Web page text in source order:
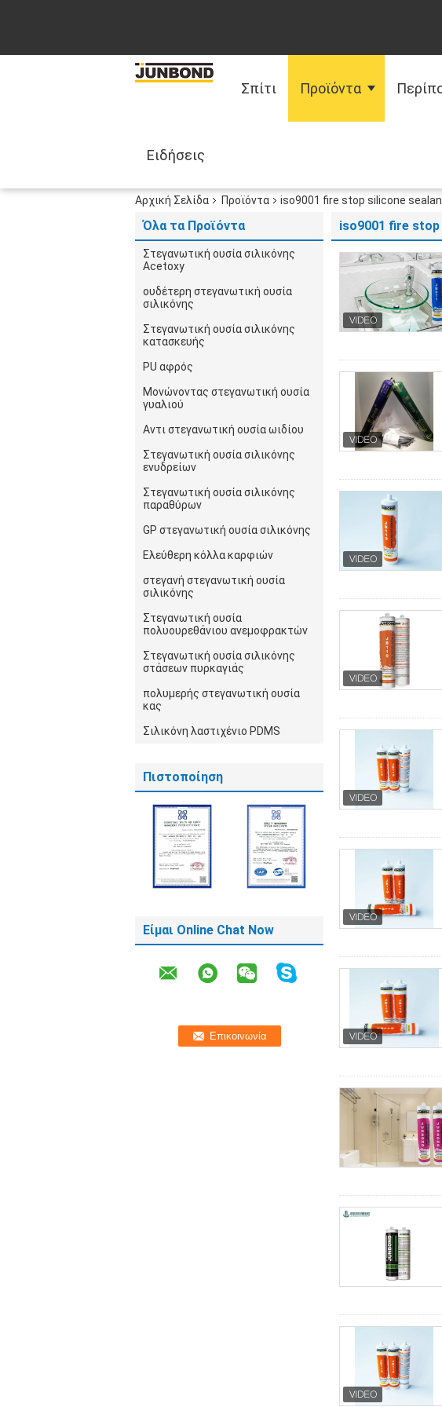
Σπίτι Προϊόντα
Ειδήσεις
Αρχική Σελίδα Προϊόντα iso9001 fire stop silicone
Όλα τα Προϊόντα
Στεγανωτική ουσία σιλικόνης
Acetoxy
ουδέτερη στεγανωτική ουσία
σιλικόνης
Στεγανωτική ουσία σιλικόνης
κατασκευής
PU αφρός
Μονώνοντας στεγανωτική ουσία
γυαλιού
Αντι στεγανωτική ουσία ωιδίου
Στεγανωτική ουσία σιλικόνης
ενυδρείων
Στεγανωτική ουσία σιλικόνης
παραθύρων
GP στεγανωτική ουσία σιλικόνης
Ελεύθερη κόλλα καρφιών
στεγανή στεγανωτική ουσία
σιλικόνης
Στεγανωτική ουσία
πολυουρεθάνιου ανεμοφρακτών
Στεγανωτική ουσία σιλικόνης
στάσεων πυρκαγιάς
πολυμερής στεγανωτική ουσία
κας
Σιλικόνη λαστιχένιο PDMS
Πιστοποίηση
Είμαι Online Chat Now
iso9001 fire